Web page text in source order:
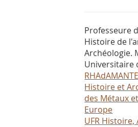
Professeure
Histoire de
Archéologie.
Universitaire
Histoire et
des Métaux
Europe
UFR